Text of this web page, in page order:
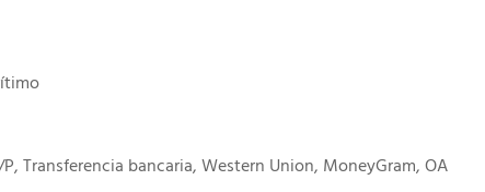
Transferencia bancaria, Western Union, MoneyGram, OA